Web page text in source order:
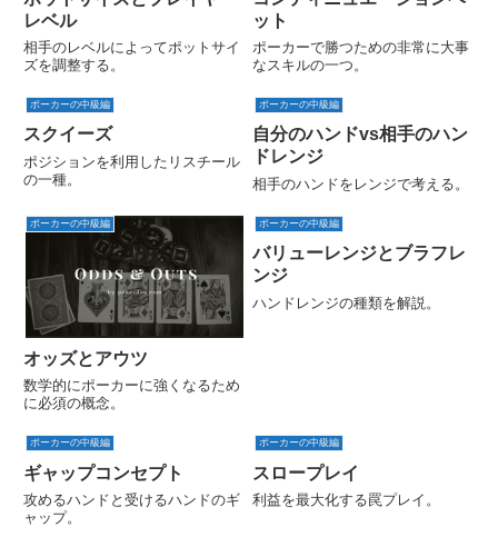
レベル
相手のレベルによってポットサイ
ズを調整する。
ット
ポーカーで勝つための非常に大事
なスキルの一つ。
ポーカーの中級編
スクイーズ
ポジションを利用したリスチール
の一種。
ポーカーの中級編
自分のハンドvs相手のハン
ドレンジ
相手のハンドをレンジで考える。
ポーカーの中級編
オッズとアウツ
数学的にポーカーに強くなるため
に必須の概念。
ポーカーの中級編
バリューレンジとブラフレ
ンジ
ハンドレンジの種類を解説。
ポーカーの中級編
ギャップコンセプト
攻めるハンドと受けるハンドのギ
ャップ。
ポーカーの中級編
スロープレイ
利益を最大化する罠プレイ。